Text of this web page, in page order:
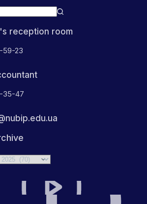
reception room
59-23
35-47